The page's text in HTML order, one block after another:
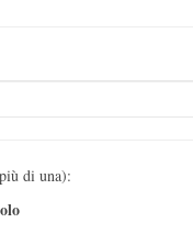
di una):